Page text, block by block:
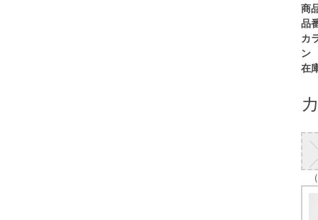
商
品
カ
ン
在